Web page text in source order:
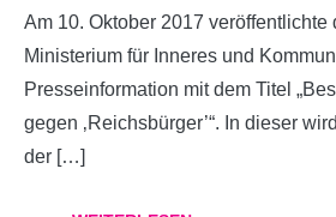
Am 10. Oktober 2017 veröffentlichte
Ministerium für Inneres und
Presseinformation mit dem Titel
gegen ‚Reichsbürger’“. In dieser
der […]